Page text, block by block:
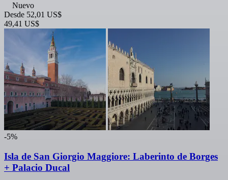
Nuevo
Desde 52,01 US$
49,41 US$
-5%
Isla de San Giorgio Maggiore: Laberinto de Borges
+ Palacio Ducal